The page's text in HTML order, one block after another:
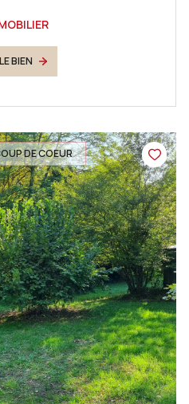
BIEN
DE COEUR